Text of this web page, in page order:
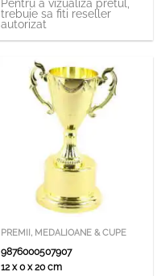
Pentru a vizualiza pretul,
trebuie sa fiti reseller
autorizat
PREMII, MEDALIOANE & CUPE
9876000507907
12 x 0 x 20 cm